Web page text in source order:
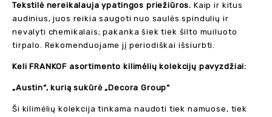
Tekstilė nereikalauja ypatingos priežiūros. Kaip ir kitus
audinius, juos reikia saugoti nuo saulės spindulių ir
nevalyti chemikalais; pakanka šiek tiek šilto muiluoto
tirpalo. Rekomenduojame jį periodiškai išsiurbti.
Keli FRANKOF asortimento kilimėlių kolekcijų pavyzdžiai:
„Austin“, kurią sukūrė „Decora Group“
Ši kilimėlių kolekcija tinkama naudoti tiek namuose, tiek